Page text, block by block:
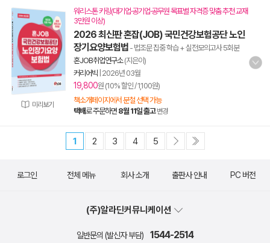
미리보기
워리스톤 키링(대기업·공기업·공무원 목표별 자격증 맞춤 추천 교재
3만원 이상)
2026 최신판 혼잡(JOB) 국민건강보험공단 노인
장기요양보험법 - 법조문 집중 학습 + 실전모의고사 5회분
혼JOB취업연구소(지은이)
커리어빅 2026년 03월
19,800원 (10% 할인 / 1,100원)
책소개페이지에서 분철 선택 가능
택배로 주문하면 8월 11일 출고 변경
1 2 3 4 5
로그인 전체 메뉴 회사 소개 출판사 안내 PC 버전
(주)알라딘커뮤니케이션
일반문의 (발신자 부담) 1544-2514